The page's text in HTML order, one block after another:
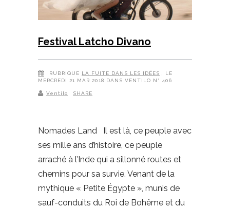
Festival Latcho Divano
RUBRIQUE LA FUITE DANS LES IDÉES , LE
MERCREDI 21 MAR 2018 DANS VENTILO N° 406
Ventilo SHARE
Nomades Land Il est là, ce peuple avec
ses mille ans d’histoire, ce peuple
arraché à l’Inde qui a sillonné routes et
chemins pour sa survie. Venant de la
mythique « Petite Égypte », munis de
sauf-conduits du Roi de Bohême et du